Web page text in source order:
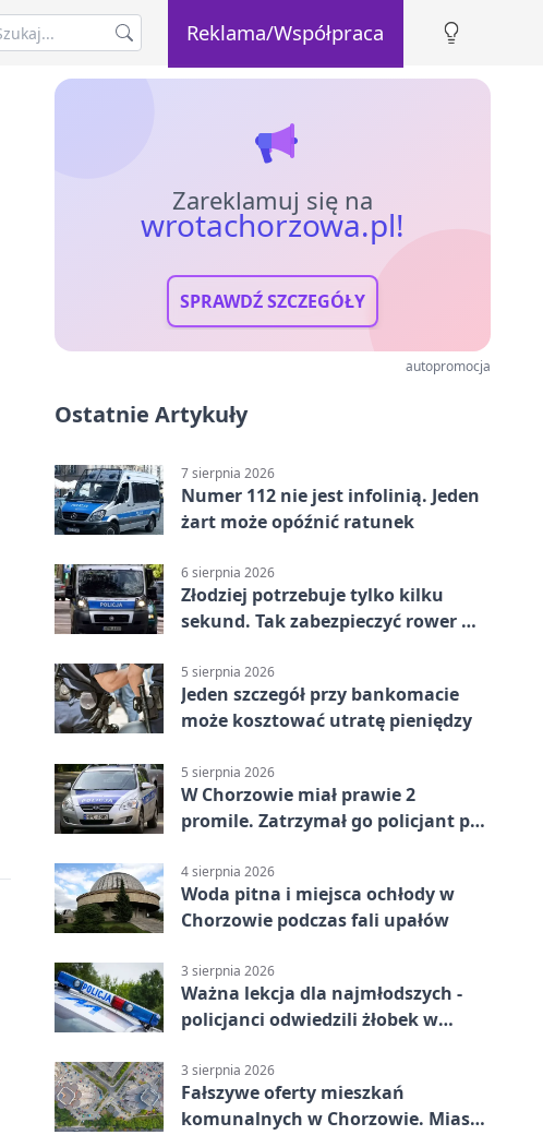
Reklama/Współpraca
Zareklamuj się na
wrotachorzowa.pl!
SPRAWDŹ SZCZEGÓŁY
autopromocja
Ostatnie Artykuły
7 sierpnia 2026
Numer 112 nie jest infolinią. Jeden
żart może opóźnić ratunek
6 sierpnia 2026
Złodziej potrzebuje tylko kilku
sekund. Tak zabezpieczyć rower w
5 sierpnia 2026
Jeden szczegół przy bankomacie
może kosztować utratę pieniędzy
5 sierpnia 2026
W Chorzowie miał prawie 2
promile. Zatrzymał go policjant po
4 sierpnia 2026
Woda pitna i miejsca ochłody w
Chorzowie podczas fali upałów
3 sierpnia 2026
Ważna lekcja dla najmłodszych -
policjanci odwiedzili żłobek w
3 sierpnia 2026
Fałszywe oferty mieszkań
komunalnych w Chorzowie. Miasto